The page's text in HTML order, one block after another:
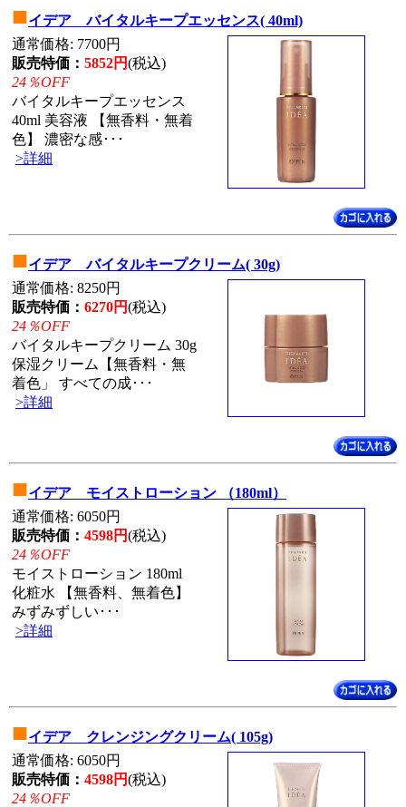
■イデア バイタルキープエッセンス( 40ml)
通常価格: 7700円
販売特価： 5852円(税込)
24％OFF
バイタルキープエッセンス
40ml 美容液 【無香料・無着
色】 濃密な感･･･
>詳細
■イデア バイタルキープクリーム( 30g)
通常価格: 8250円
販売特価： 6270円(税込)
24％OFF
バイタルキープクリーム 30g
保湿クリーム【無香料・無
着色」 すべての成･･･
>詳細
■イデア モイストローション （180ml）
通常価格: 6050円
販売特価： 4598円(税込)
24％OFF
モイストローション 180ml
化粧水 【無香料、無着色】
みずみずしい･･･
>詳細
■イデア クレンジングクリーム( 105g)
通常価格: 6050円
販売特価： 4598円(税込)
24％OFF